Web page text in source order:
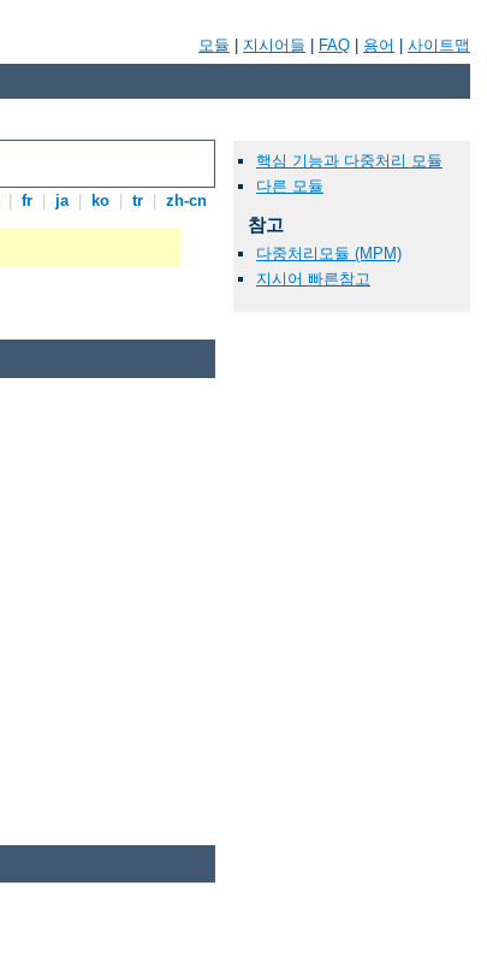
모듈 지시어들 FAQ 용어 사이트맵
fr ja ko tr zh-cn
핵심 기능과 다중처리 모듈
다른 모듈
참고
다중처리모듈 (MPM)
지시어 빠른참고